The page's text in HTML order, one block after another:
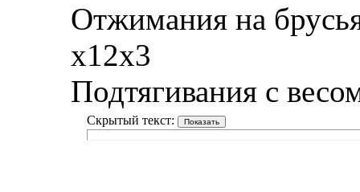
Отжимания на
х12х3
Подтягивания с
Скрытый текст: